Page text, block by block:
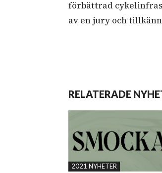
förbättrad
av en jury och
RELATERADE
2021 NYHETER